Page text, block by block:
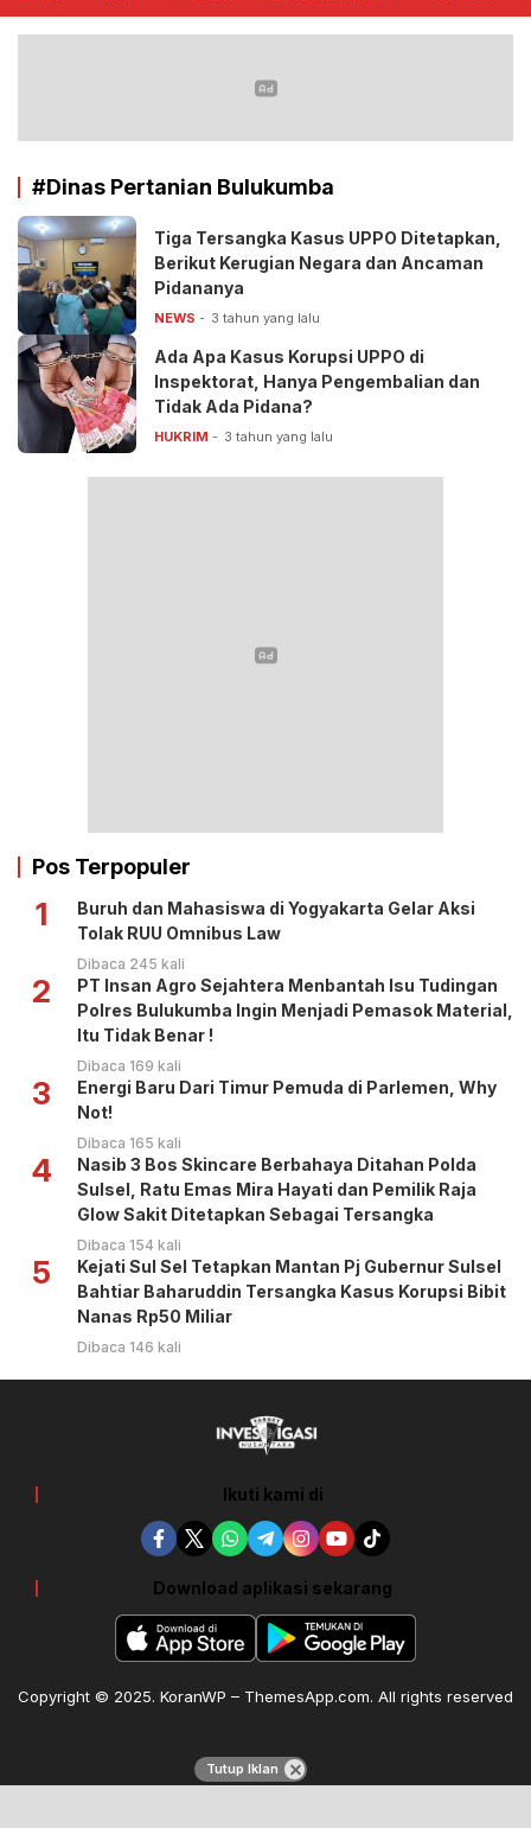
#Dinas Pertanian Bulukumba
Tiga Tersangka Kasus UPPO Ditetapkan,
Berikut Kerugian Negara dan Ancaman
Pidananya
NEWS 3 tahun yang lalu
Ada Apa Kasus Korupsi UPPO di
Inspektorat, Hanya Pengembalian dan
Tidak Ada Pidana?
HUKRIM 3 tahun yang lalu
Pos Terpopuler
1
Buruh dan Mahasiswa di Yogyakarta Gelar Aksi
Tolak RUU Omnibus Law
Dibaca 245 kali
2
PT Insan Agro Sejahtera Menbantah Isu Tudingan
Polres Bulukumba Ingin Menjadi Pemasok Material,
Itu Tidak Benar !
Dibaca 169 kali
3
Energi Baru Dari Timur Pemuda di Parlemen, Why
Not!
Dibaca 165 kali
4
Nasib 3 Bos Skincare Berbahaya Ditahan Polda
Sulsel, Ratu Emas Mira Hayati dan Pemilik Raja
Glow Sakit Ditetapkan Sebagai Tersangka
Dibaca 154 kali
5
Kejati Sul Sel Tetapkan Mantan Pj Gubernur Sulsel
Bahtiar Baharuddin Tersangka Kasus Korupsi Bibit
Nanas Rp50 Miliar
Dibaca 146 kali
Ikuti kami di
Download aplikasi sekarang
Copyright © 2025. KoranWP – ThemesApp.com. All rights reserved
Tutup Iklan